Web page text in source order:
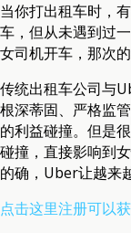
当你打出租车时，
车，但从未遇到过
女司机开车，那次
传统出租车公司与
根深蒂固、严格监
的利益碰撞。但是
碰撞，直接影响到
的确，Uber让越来
点击这里注册可以